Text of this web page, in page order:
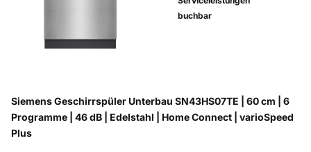
buchbar
Siemens Geschirrspüler Unterbau SN43HS07TE | 60 cm | 6
Programme | 46 dB | Edelstahl | Home Connect | varioSpeed
Plus